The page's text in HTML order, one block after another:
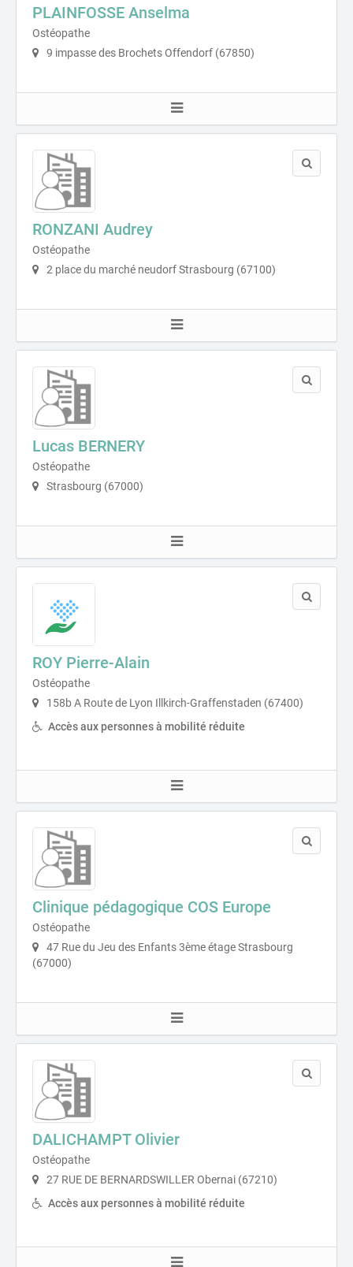
PLAINFOSSE Anselma
Ostéopathe
9 impasse des Brochets Offendorf (67850)
RONZANI Audrey
Ostéopathe
2 place du marché neudorf Strasbourg (67100)
Lucas BERNERY
Ostéopathe
Strasbourg (67000)
ROY Pierre-Alain
Ostéopathe
158b A Route de Lyon Illkirch-Graffenstaden (67400)
Accès aux personnes à mobilité réduite
Clinique pédagogique COS Europe
Ostéopathe
47 Rue du Jeu des Enfants 3ème étage Strasbourg
(67000)
DALICHAMPT Olivier
Ostéopathe
27 RUE DE BERNARDSWILLER Obernai (67210)
Accès aux personnes à mobilité réduite